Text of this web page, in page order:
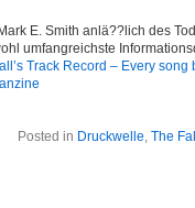
E. Smith anlä??lich des
umfangreichste
Track Record – Every
Posted in Druckwelle, The